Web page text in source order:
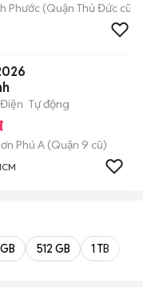
Phước (Quận Thủ Đức cũ)
Điện Tự động
Phú A (Quận 9 cũ)
512 GB 1 TB